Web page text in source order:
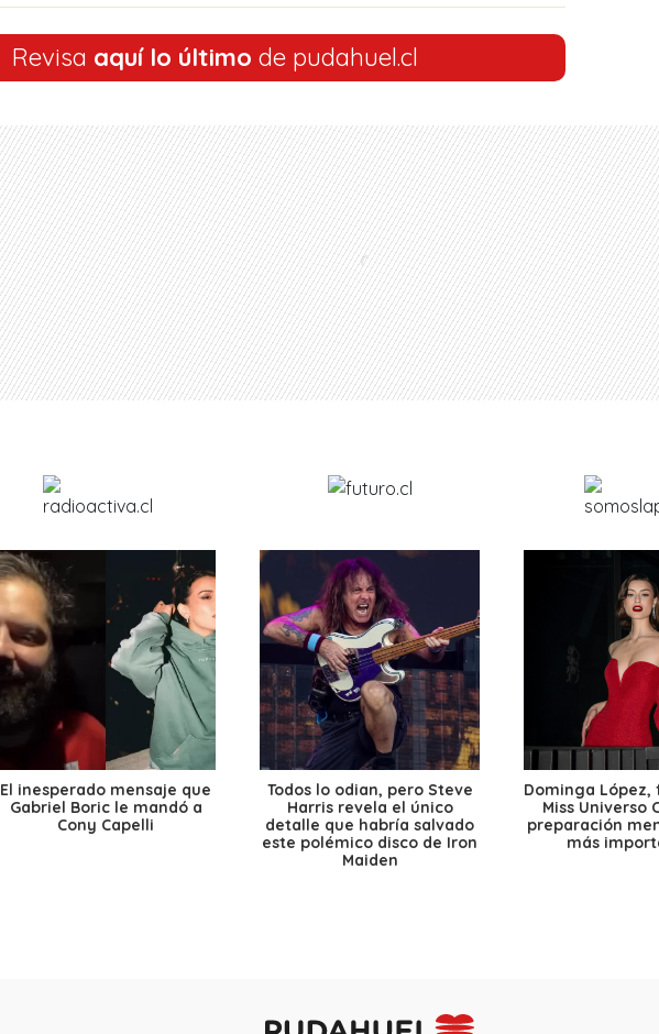
Revisa aquí lo último de pudahuel.cl
El inesperado mensaje que
Gabriel Boric le mandó a
Cony Capelli
Todos lo odian, pero Steve
Harris revela el único
detalle que habría salvado
este polémico disco de Iron
Maiden
Dominga López,
Miss Universo
preparación
más